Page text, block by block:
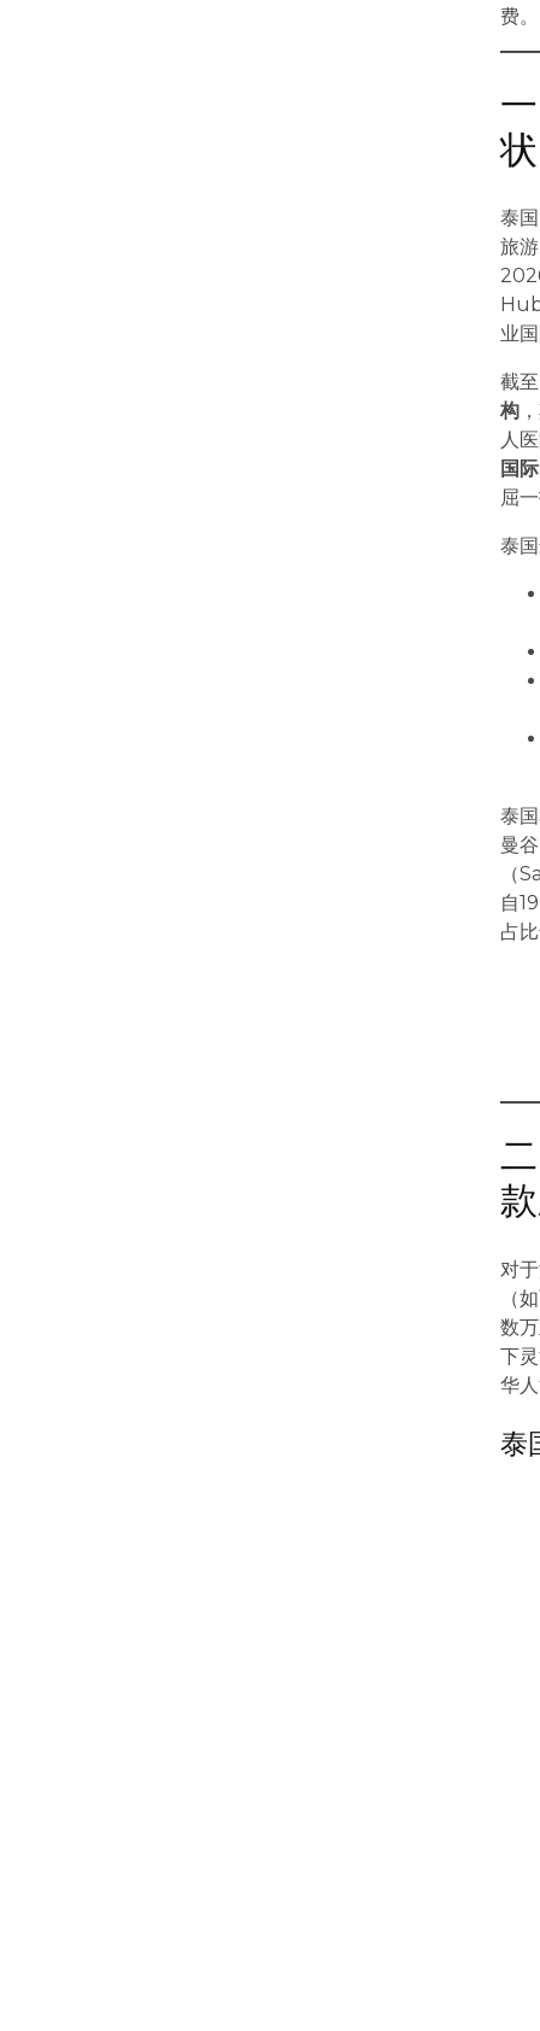
费。
泰
旅
业
截
构
人
国
屈
泰
泰
曼
（
自
占
对
（
数
下
华
泰